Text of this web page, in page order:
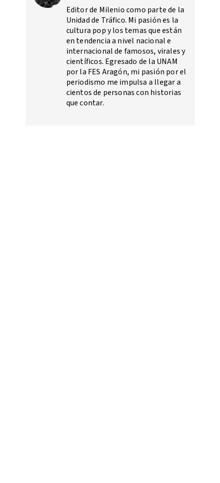
Editor de Milenio como parte de la
Unidad de Tráfico. Mi pasión es la
cultura pop y los temas que están
en tendencia a nivel nacional e
internacional de famosos, virales y
científicos. Egresado de la UNAM
por la FES Aragón, mi pasión por el
periodismo me impulsa a llegar a
cientos de personas con historias
que contar.